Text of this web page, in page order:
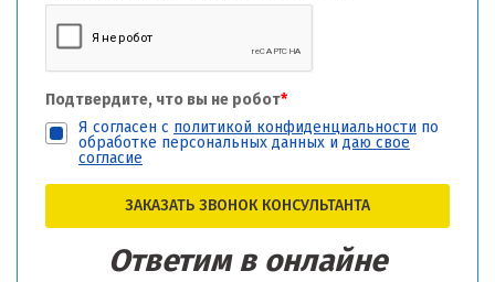
Подтвердите, что вы не робот*
Я согласен с политикой конфиденциальности по
обработке персональных данных и даю свое
согласие
ЗАКАЗАТЬ ЗВОНОК КОНСУЛЬТАНТА
Ответим в онлайне